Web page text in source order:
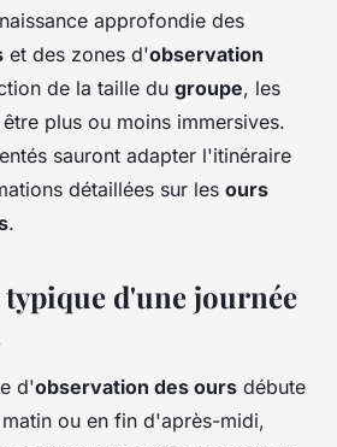
approfondie des
et des zones d'observation
de la taille du groupe, les
plus ou moins immersives.
sauront adapter l'itinéraire
détaillées sur les ours
.
d'une journée
d'observation des ours débute
ou en fin d'après-midi,